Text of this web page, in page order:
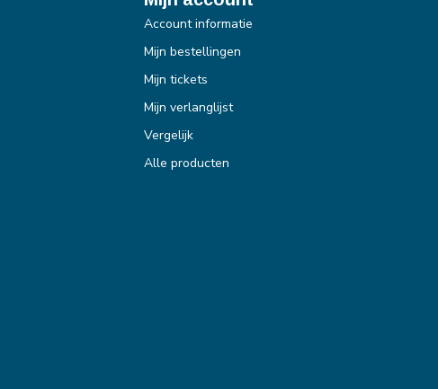
Account informatie
Mijn bestellingen
Mijn tickets
Mijn verlanglijst
Vergelijk
Alle producten